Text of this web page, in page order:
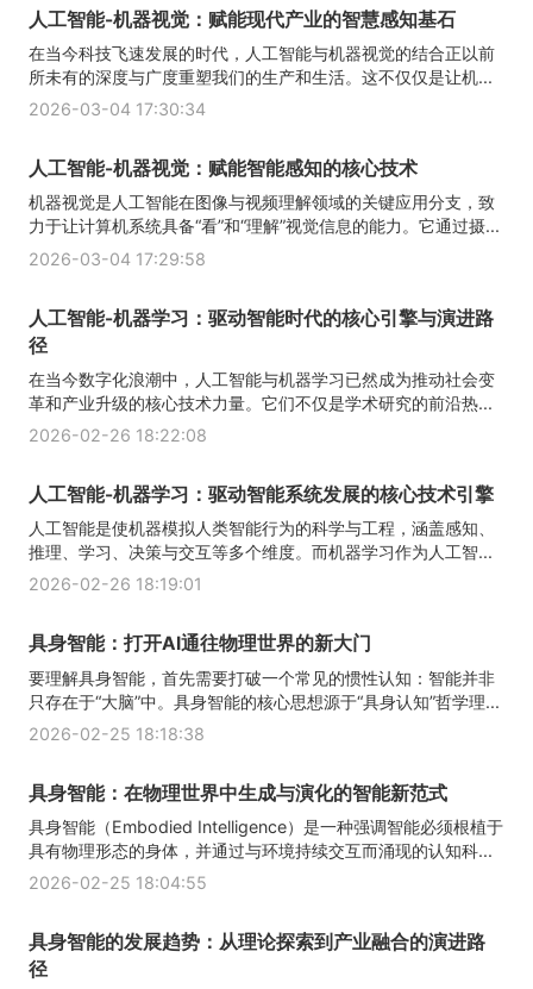
人工智能-机器视觉：赋能现代产业的智慧感知基石
在当今科技飞速发展的时代，人工智能与机器视觉的结合正以前
所未有的深度与广度重塑我们的生产和生活。这不仅仅是让机...
2026-03-04 17:30:34
人工智能-机器视觉：赋能智能感知的核心技术
机器视觉是人工智能在图像与视频理解领域的关键应用分支，致
力于让计算机系统具备“看”和“理解”视觉信息的能力。它通过摄...
2026-03-04 17:29:58
人工智能-机器学习：驱动智能时代的核心引擎与演进路
径
在当今数字化浪潮中，人工智能与机器学习已然成为推动社会变
革和产业升级的核心技术力量。它们不仅是学术研究的前沿热...
2026-02-26 18:22:08
人工智能-机器学习：驱动智能系统发展的核心技术引擎
人工智能是使机器模拟人类智能行为的科学与工程，涵盖感知、
推理、学习、决策与交互等多个维度。而机器学习作为人工智...
2026-02-26 18:19:01
具身智能：打开AI通往物理世界的新大门
要理解具身智能，首先需要打破一个常见的惯性认知：智能并非
只存在于“大脑”中。具身智能的核心思想源于“具身认知”哲学理...
2026-02-25 18:18:38
具身智能：在物理世界中生成与演化的智能新范式
具身智能（Embodied Intelligence）是一种强调智能必须根植于
具有物理形态的身体，并通过与环境持续交互而涌现的认知科...
2026-02-25 18:04:55
具身智能的发展趋势：从理论探索到产业融合的演进路
径